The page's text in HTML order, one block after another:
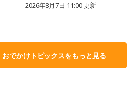
2026年8月7日 11:00更新
でかけトピックスをもっと見る